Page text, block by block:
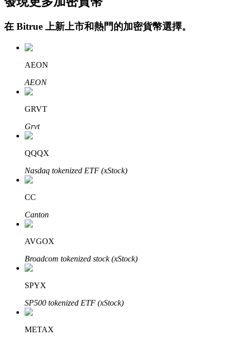
定投理财
學習理財
了解如何賺取穩定收入
Bitrue AI
在 Bitrue 上新上市和熱門的加密貨幣選擇。
AEON
AEON
GRVT
Grvt
QQQX
Nasdaq tokenized ETF (xStock)
CC
Canton
AVGOX
Broadcom tokenized stock (xStock)
SPYX
SP500 tokenized ETF (xStock)
METAX